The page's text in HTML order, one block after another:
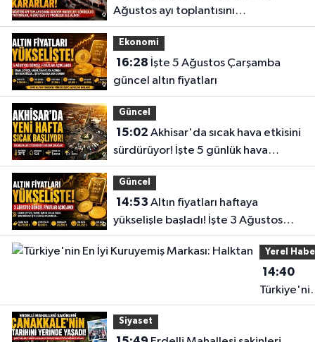
Ağustos ayı toplantısını
gerçekleştirdi
Ekonomi
16:28
güncel altın fiyatları
Güncel
15:02
sürdürüyor! İşte 5 günlük hava
durumu
Güncel
14:53
yükselişle başladı! İşte 3 Ağustos
güncel fiyatlar
Yerel
14:40
En İyi
Siyaset